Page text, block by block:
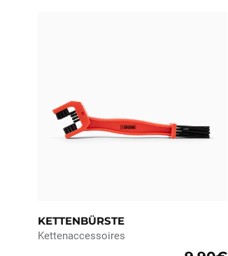
KETTENBÜRSTE
Kettenaccessoires